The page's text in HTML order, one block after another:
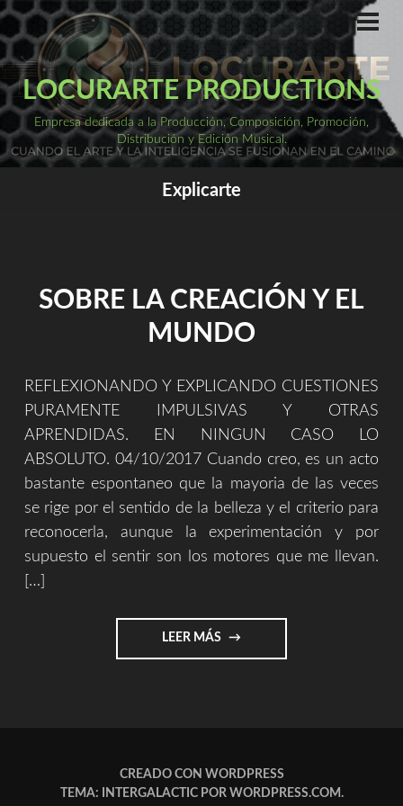
Saltar
al
contenido
LOCURARTE PRODUCTIONS
Empresa dedicada a la Producción, Composición, Promoción,
Distribución y Edición Musical.
Explicarte
SOBRE LA CREACIÓN Y EL
MUNDO
REFLEXIONANDO Y EXPLICANDO CUESTIONES
PURAMENTE IMPULSIVAS Y OTRAS
APRENDIDAS. EN NINGUN CASO LO
ABSOLUTO. 04/10/2017 Cuando creo, es un acto
bastante espontaneo que la mayoria de las veces
se rige por el sentido de la belleza y el criterio para
reconocerla, aunque la experimentación y por
supuesto el sentir son los motores que me llevan.
[…]
LEER MÁS "SOBRE
LA
CREADO CON WORDPRESS
TEMA: INTERGALACTIC POR WORDPRESS.COM.